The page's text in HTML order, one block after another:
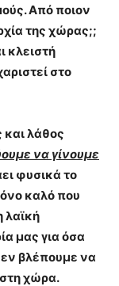
Από ποιον
της χώρας;;
κλειστή
στο
λάθος
να γίνουμε
φυσικά το
καλό που
λαϊκή
μας για όσα
βλέπουμε να
χώρα.